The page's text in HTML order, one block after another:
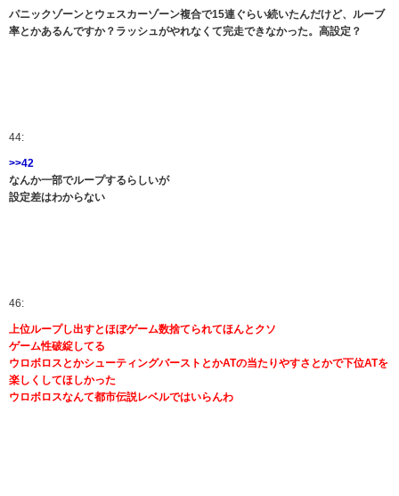
パニックゾーンとウェスカーゾーン複合で15連ぐらい続いたんだけど、ルーブ
率とかあるんですか？ラッシュがやれなくて完走できなかった。高設定？
44:
>>42
なんか一部でループするらしいが
設定差はわからない
46:
上位ループし出すとほぼゲーム数捨てられてほんとクソ
ゲーム性破綻してる
ウロボロスとかシューティングバーストとかATの当たりやすさとかで下位ATを
楽しくしてほしかった
ウロボロスなんて都市伝説レベルではいらんわ